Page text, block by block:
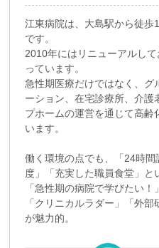
江東病院は、大島駅から徒歩
です。
2010年にはリニューアルし
っています。
急性期医療だけではなく、グ
ーション、在宅診療所、介護
プホームの運営を通じて高齢
います。
働く環境の点でも、「24時間
度」「充実した職員食堂」と
「急性期の病院で学びたい
「クリニカルラダー」「外
が魅力的。